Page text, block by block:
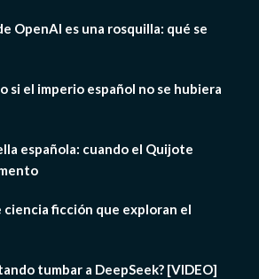
OpenAI es una rosquilla: qué se
si el imperio español no se hubiera
española: cuando el Quijote
ciencia ficción que exploran el
tumbar a DeepSeek? [VIDEO]